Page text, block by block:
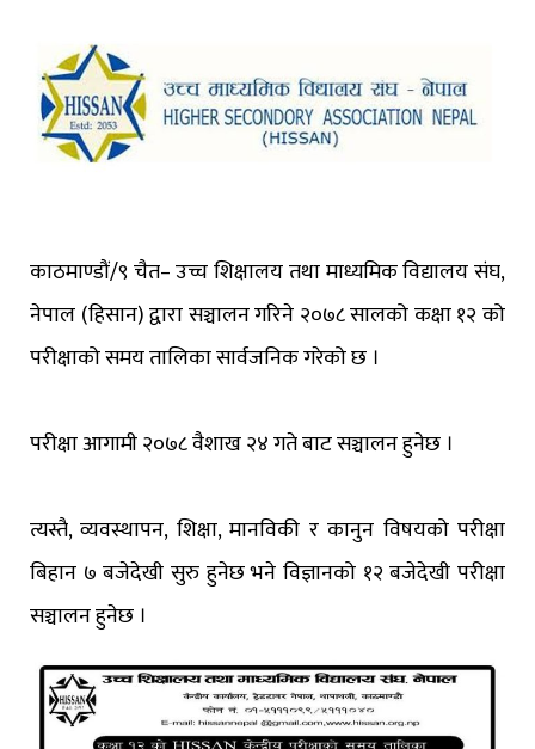
काठमाण्डौं/९ चैत– उच्च शिक्षालय तथा माध्यमिक विद्यालय संघ,
नेपाल (हिसान) द्वारा सञ्चालन गरिने २०७८ सालको कक्षा १२ को
परीक्षाको समय तालिका सार्वजनिक गरेको छ ।
परीक्षा आगामी २०७८ वैशाख २४ गते बाट सञ्चालन हुनेछ ।
त्यस्तै, व्यवस्थापन, शिक्षा, मानविकी र कानुन विषयको परीक्षा
बिहान ७ बजेदेखी सुरु हुनेछ भने विज्ञानको १२ बजेदेखी परीक्षा
सञ्चालन हुनेछ ।